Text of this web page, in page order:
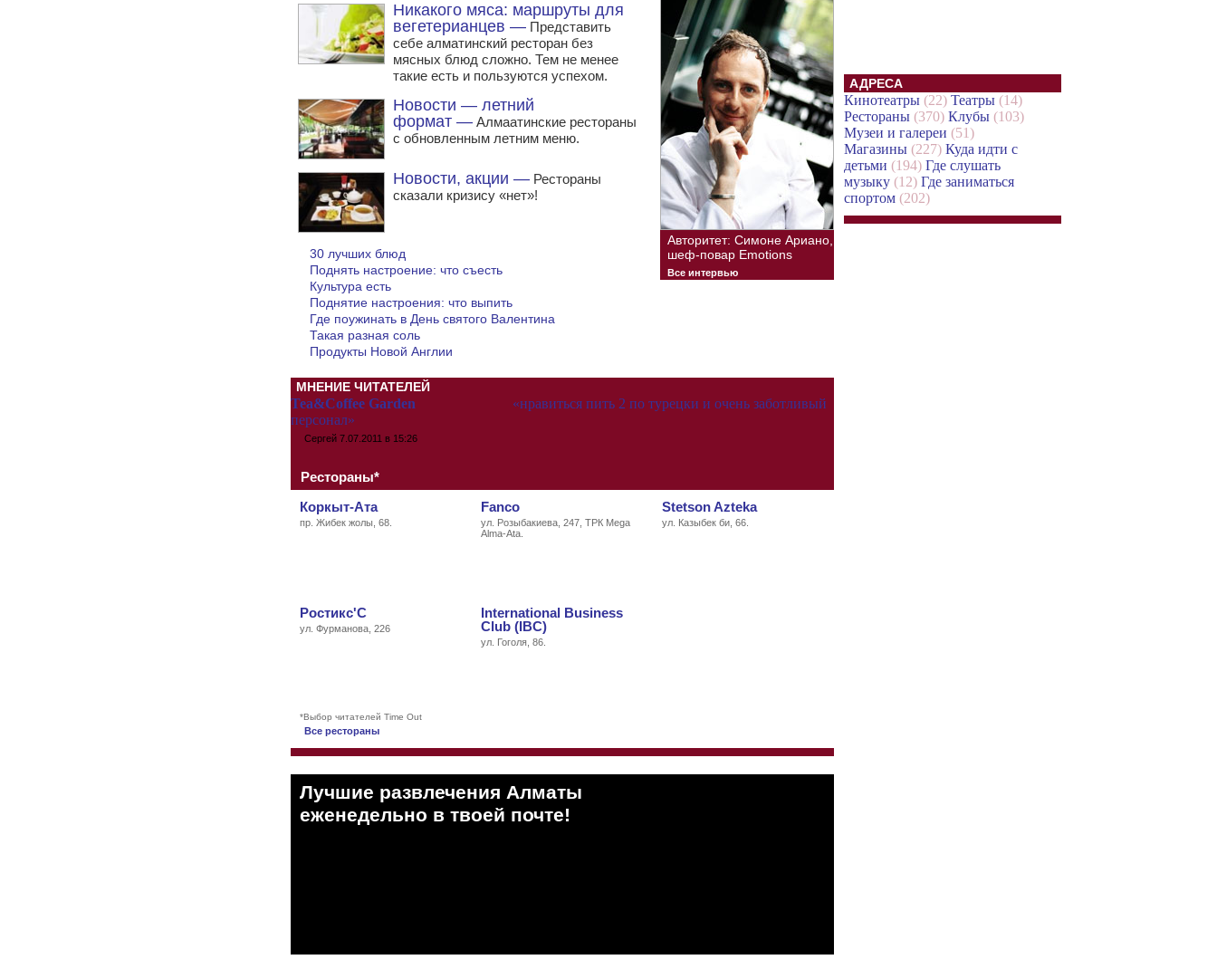
Никакого мяса: маршруты для
вегетерианцев —Представить
себе алматинский ресторан без
мясных блюд сложно. Тем не менее
такие есть и пользуются успехом.
Новости — летний
формат —Алмаатинские рестораны
с обновленным летним меню.
Новости, акции —Рестораны
сказали кризису «нет»!
30 лучших блюд
Поднять настроение: что съесть
Культура есть
Поднятие настроения: что выпить
Где поужинать в День святого Валентина
Такая разная соль
Продукты Новой Англии
Авторитет: Симоне Ариано,
шеф-повар Emotions
Все интервью
МНЕНИЕ ЧИТАТЕЛЕЙ
Tea&Coffee Garden
«нравиться пить 2 по турецки и очень заботливый
персонал»
Сергей7.07.2011 в 15:26
Рестораны*
Коркыт-Ата
пр. Жибек жолы, 68.
Fanco
ул. Розыбакиева, 247, ТРК Mega
Alma-Ata.
Stetson Azteka
ул. Казыбек би, 66.
Ростикс'С
ул. Фурманова, 226
International Business
Club (IBC)
ул. Гоголя, 86.
*Выбор читателей Time Out
Все рестораны
Лучшие развлечения Алматы
eженедельно в твоей почте!
АДРЕСА
Кинотеатры(22) Театры(14)
Рестораны(370) Клубы(103)
Музеи и галереи (51)
Магазины(227) Куда идти с
детьми (194) Где слушать
музыку(12) Где заниматься
спортом(202)